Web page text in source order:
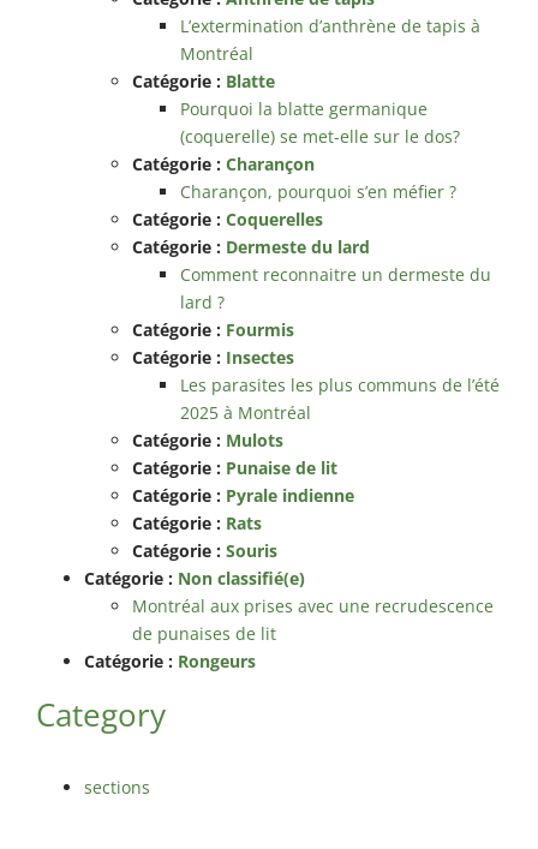
L’extermination d’anthrène de tapis à
Montréal
Catégorie : Blatte
Pourquoi la blatte germanique
(coquerelle) se met-elle sur le dos?
Catégorie : Charançon
Charançon, pourquoi s’en méfier ?
Catégorie : Coquerelles
Catégorie : Dermeste du lard
Comment reconnaitre un dermeste du
lard ?
Catégorie : Fourmis
Catégorie : Insectes
Les parasites les plus communs de l’été
2025 à Montréal
Catégorie : Mulots
Catégorie : Punaise de lit
Catégorie : Pyrale indienne
Catégorie : Rats
Catégorie : Souris
Catégorie : Non classifié(e)
Montréal aux prises avec une recrudescence
de punaises de lit
Catégorie : Rongeurs
Category
sections